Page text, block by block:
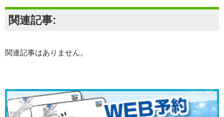
関連記事:
関連記事はありません。